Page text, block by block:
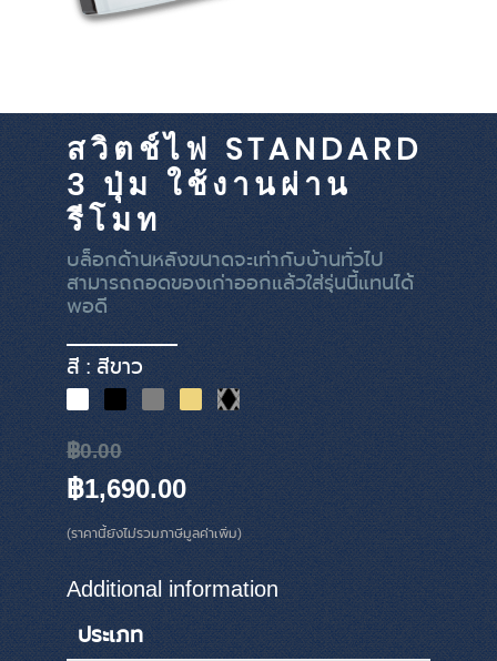
สวิตช์ไฟ STANDARD
3 ปุ่ม ใช้งานผ่าน
รีโมท
บล็อกด้านหลังขนาดจะเท่ากับบ้านทั่วไป
สามารถถอดของเก่าออกแล้วใส่รุ่นนี้แทนได้
พอดี
สี : สีขาว
฿0.00
฿1,690.00
(ราคานี้ยังไม่รวมภาษีมูลค่าเพิ่ม)
Additional information
ประเภท